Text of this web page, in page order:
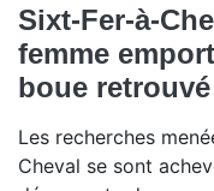
Sixt-Fer-à-
femme
boue retrouvé
Les recherches
Cheval se sont